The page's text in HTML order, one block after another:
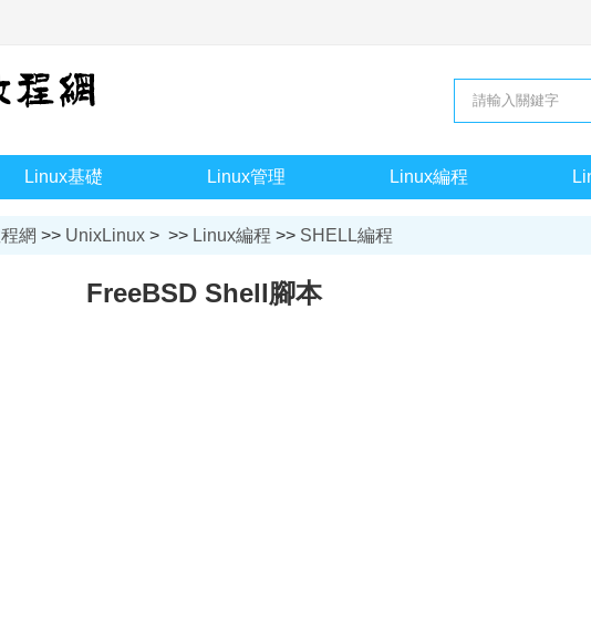
Linux基礎 Linux管理 Linux編程
網 >> UnixLinux > >> Linux編程 >> SHELL編程
FreeBSD Shell腳本